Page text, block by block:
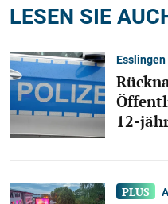
LESEN SIE
Esslingen
12-